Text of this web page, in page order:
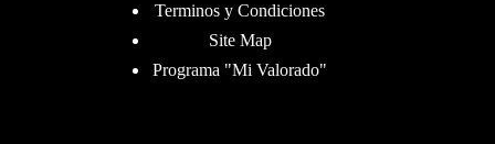
Terminos y Condiciones
Site Map
Programa "Mi Valorado"